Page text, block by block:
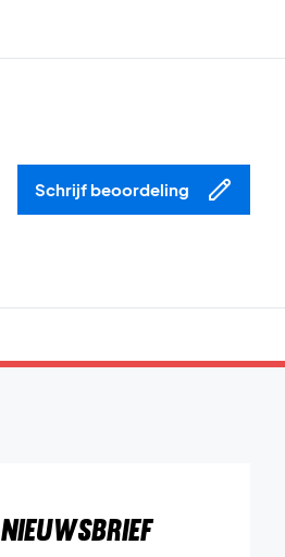
Schrijf beoordeling
Nieuwsbrief